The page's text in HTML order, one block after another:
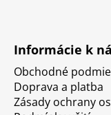
Informácie k
Obchodné
Doprava a platba
Zásady ochrany